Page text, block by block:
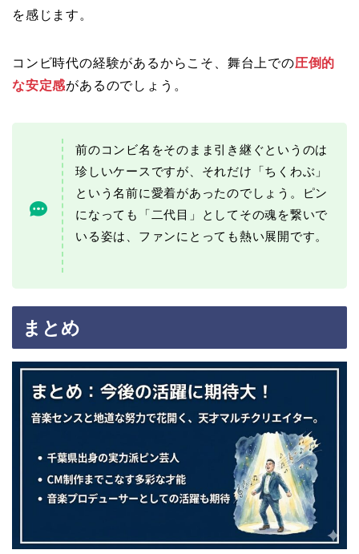
を感じます。
コンビ時代の経験があるからこそ、舞台上での圧倒的
な安定感があるのでしょう。
前のコンビ名をそのまま引き継ぐというのは
珍しいケースですが、それだけ「ちくわぶ」
という名前に愛着があったのでしょう。ピン
になっても「二代目」としてその魂を繋いで
いる姿は、ファンにとっても熱い展開です。
まとめ